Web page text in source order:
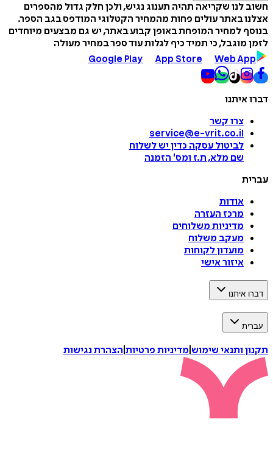
חשוב לנו שקריאה תהיה תענוג נגיש, ולכן חלק גדול מהספרים
אצלנו באתר עולים פחות מהמחיר הקטלוגי המודפס בגב הספר.
בנוסף למחיר המופחת באופן קבוע באתר, יש גם מבצעים מיוחדים
לזמן מוגבל, כי תמיד כיף לגלות עוד ספר במחיר מעולה
Google Play
App Store Web App
דברו איתנו
צרו קשר
service@e-vrit.co.il
לביטול עסקה כדין יש לשלוח
שם מלא, ת.ז ומס' הזמנה
עברית
אודות
מרכז העזרה
מדיניות משלוחים
מעקב משלוח
מועדון לקוחות
איזור אישי
דברו איתנו
עברית
תקנון ותנאי שימוש מדיניות פרטיות הצהרת נגישות